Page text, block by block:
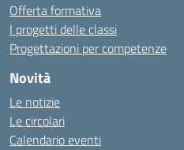
Offerta formativa
I progetti delle classi
Progettazioni per competenze
Novità
Le notizie
Le circolari
Calendario eventi